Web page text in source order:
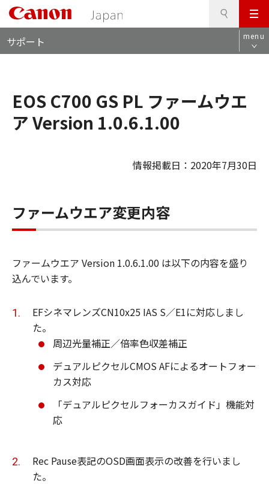
メ
ニ
ュ
サポート menu
EOS C700 GS PL ファームウエ
ア Version 1.0.6.1.00
情報掲載日：2020年7月30日
ファームウエア変更内容
ファームウエア Version 1.0.6.1.00 は以下の内容を盛り
込んでいます。
EFシネマレンズCN10x25 IAS S／E1に対応しまし
た。
周辺光量補正／倍率色収差補正
デュアルピクセルCMOS AFによるオートフォー
カス対応
「デュアルピクセルフォーカスガイド」機能対
応
Rec Pause表記のOSD画面表示の改善を行いまし
た。